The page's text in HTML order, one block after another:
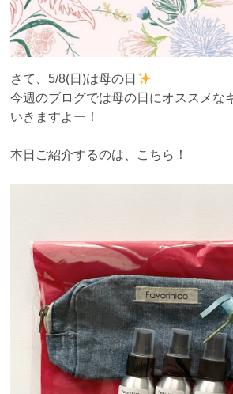
さて、5/8(日)は母の日
今週のブログでは母の日にオススメな
いきますよー！
本日ご紹介するのは、こちら！